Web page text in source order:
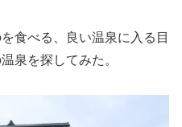
食べる、良い温泉に入る目
泉を探してみた。